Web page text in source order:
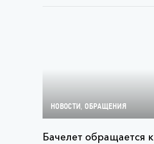
НОВОСТИ,ОБРАЩЕНИЯ
Бачелет обращается к